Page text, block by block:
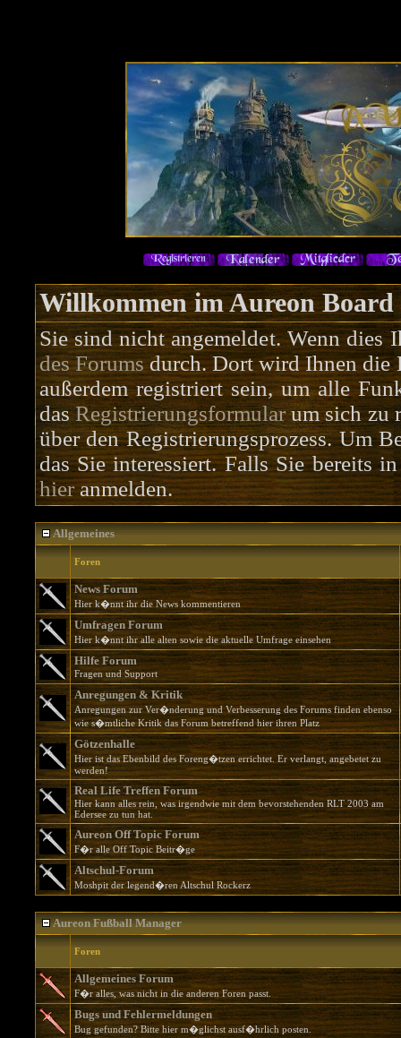
Willkommen im Aureon Board
Sie sind nicht angemeldet. Wenn dies
des Forumsdurch. Dort wird Ihnen die
außerdem registriert sein, um alle
dasRegistrierungsformularum sich zu
über den Registrierungsprozess. Um
das Sie interessiert. Falls Sie bereits
hieranmelden.
Allgemeines
Foren
News Forum
Hier k�nnt ihr die News kommentieren
Umfragen Forum
Hier k�nnt ihr alle alten sowie die aktuelle Umfrage einsehen
Hilfe Forum
Fragen und Support
Anregungen & Kritik
Anregungen zur Ver�nderung und Verbesserung des Forums finden ebenso
wie s�mtliche Kritik das Forum betreffend hier ihren Platz
Götzenhalle
Hier ist das Ebenbild des Foreng�tzen errichtet. Er verlangt, angebetet zu
werden!
Real Life Treffen Forum
Hier kann alles rein, was irgendwie mit dem bevorstehenden RLT 2003 am
Edersee zu tun hat.
Aureon Off Topic Forum
F�r alle Off Topic Beitr�ge
Altschul-Forum
Moshpit der legend�ren Altschul Rockerz
Aureon Fußball Manager
Foren
Allgemeines Forum
F�r alles, was nicht in die anderen Foren passt.
Bugs und Fehlermeldungen
Bug gefunden? Bitte hier m�glichst ausf�hrlich posten.